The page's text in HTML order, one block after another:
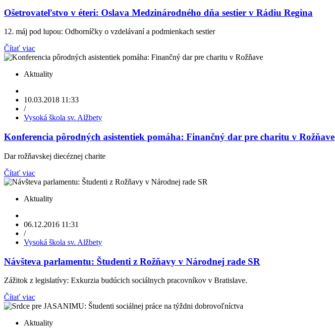
Ošetrovateľstvo v éteri: Oslava Medzinárodného dňa sestier v Rádiu Regina
12. máj pod lupou: Odborníčky o vzdelávaní a podmienkach sestier
Čítať viac
Aktuality
10.03.2018 11:33
/
Vysoká škola sv. Alžbety
Konferencia pôrodných asistentiek pomáha: Finančný dar pre charitu v Rožňave
Dar rožňavskej diecéznej charite
Čítať viac
Aktuality
06.12.2016 11:31
/
Vysoká škola sv. Alžbety
Návšteva parlamentu: Študenti z Rožňavy v Národnej rade SR
Zážitok z legislatívy: Exkurzia budúcich sociálnych pracovníkov v Bratislave.
Čítať viac
Aktuality